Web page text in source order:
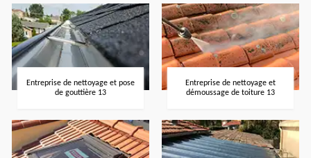
Entreprise de nettoyage et pose
de gouttière 13
Entreprise de nettoyage et
démoussage de toiture 13